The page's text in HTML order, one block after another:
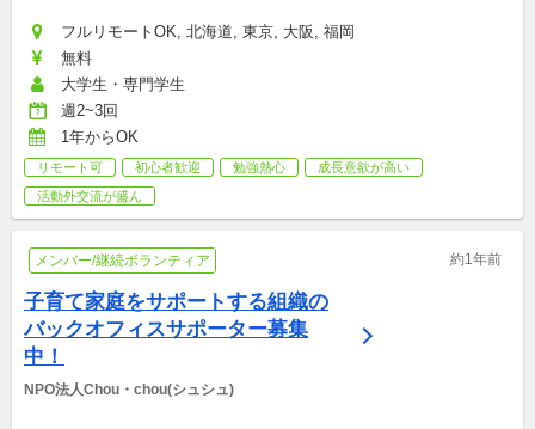
フルリモートOK, 北海道, 東京, 大阪, 福岡
無料
大学生・専門学生
週2~3回
1年からOK
リモート可 初心者歓迎 勉強熱心
成長意欲が高い
活動外交流が盛ん
メンバー/継続ボランティア 約1年前
子育て家庭をサポートする組織の
バックオフィスサポーター募集
中！
NPO法人Chou・chou(シュシュ)